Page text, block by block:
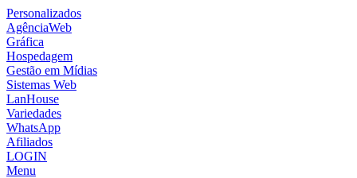
Personalizados
AgênciaWeb
Gráfica
Hospedagem
Gestão em Mídias
Sistemas Web
LanHouse
Variedades
WhatsApp
Afiliados
LOGIN
Menu